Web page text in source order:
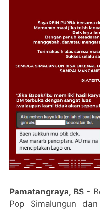
Pamatangraya, BS -
Pop Simalungun